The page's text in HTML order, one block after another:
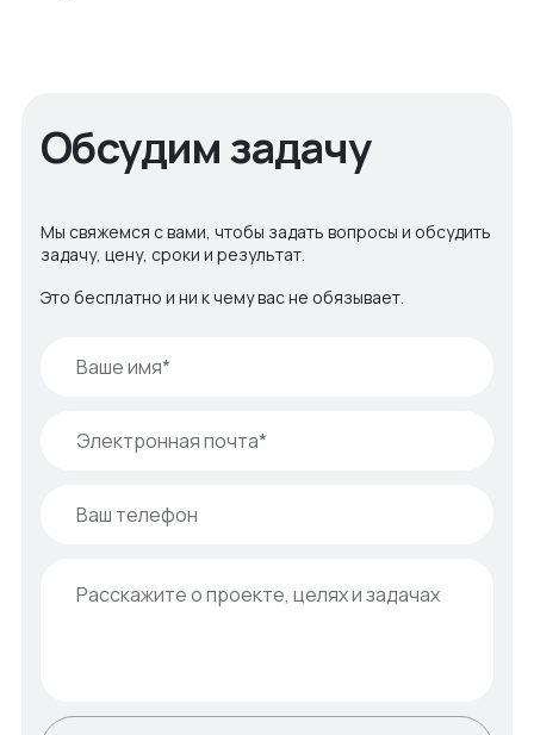
Обсудим задачу
Мы свяжемся с вами, чтобы задать вопросы и обсудить
задачу, цену, сроки и результат.
Это бесплатно и ни к чему вас не обязывает.